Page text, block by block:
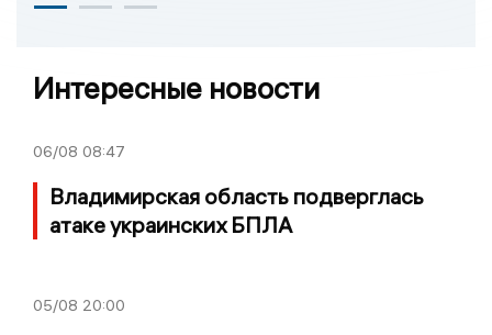
Интересные новости
06/08 08:47
Владимирская область подверглась
атаке украинских БПЛА
05/08 20:00